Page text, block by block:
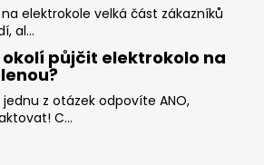
elektrokole velká část zákazníků
al...
okolí půjčit elektrokolo na
z otázek odpovíte ANO,
C...